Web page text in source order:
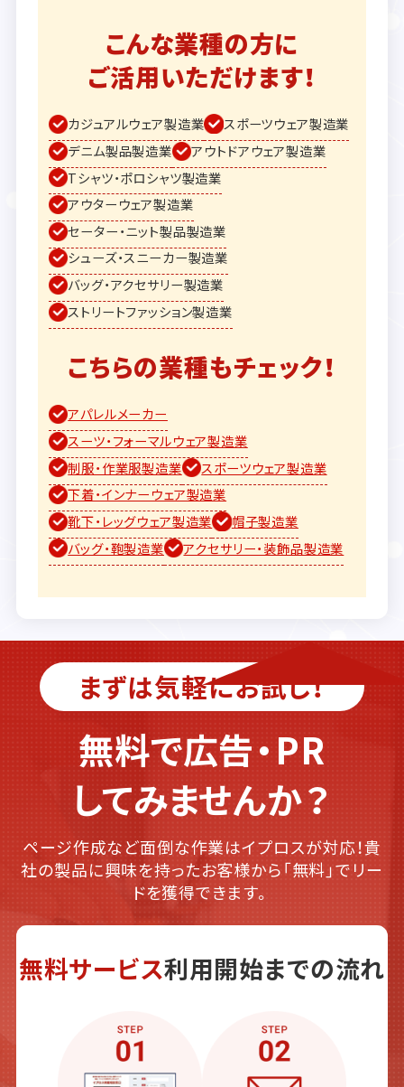
こんな業種の方に
ご活用いただけます！
カジュアルウェア製造業
スポーツウェア製造業
デニム製品製造業
アウトドアウェア製造業
Tシャツ・ポロシャツ製造業
アウターウェア製造業
セーター・ニット製品製造業
シューズ・スニーカー製造業
バッグ・アクセサリー製造業
ストリートファッション製造業
こちらの業種もチェック！
アパレルメーカー
スーツ・フォーマルウェア製造業
制服・作業服製造業
スポーツウェア製造業
下着・インナーウェア製造業
靴下・レッグウェア製造業
帽子製造業
バッグ・鞄製造業
アクセサリー・装飾品製造業
まずは気軽にお試し！
無料で広告・PR
してみませんか？
ページ作成など面倒な作業はイプロスが対応！貴
社の製品に興味を持ったお客様から「無料」でリー
ドを獲得できます。
無料サービス利用開始までの流れ